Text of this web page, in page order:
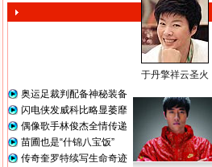
于丹擎祥云圣火
奥运足裁判配备神秘装备
闪电侠发威科比略显萎靡
偶像歌手林俊杰全情传递
苗圃也是“什锦八宝饭”
传奇奎罗特续写生命奇迹